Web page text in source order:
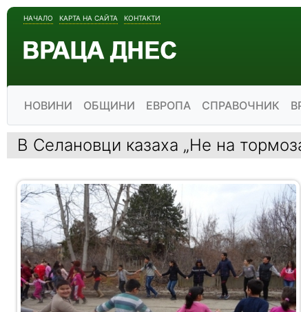
НАЧАЛО КАРТА НА САЙТА КОНТАКТИ
НОВИНИ ОБЩИНИ ЕВРОПА СПРАВОЧНИК
В Селановци казаха „Не на